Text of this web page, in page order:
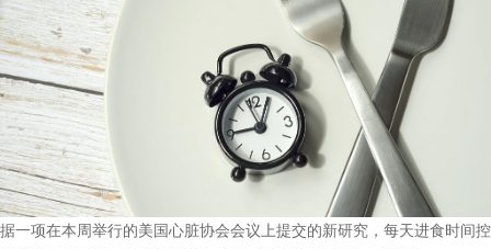
据一项在本周举行的美国心脏协会会议上提交的新研究，每天进食时间控